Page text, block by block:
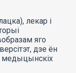
лекар і
яго
дзе ён
медыцынскіх